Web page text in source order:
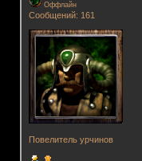
Оффлайн
Сообщений: 161
Повелитель урчинов